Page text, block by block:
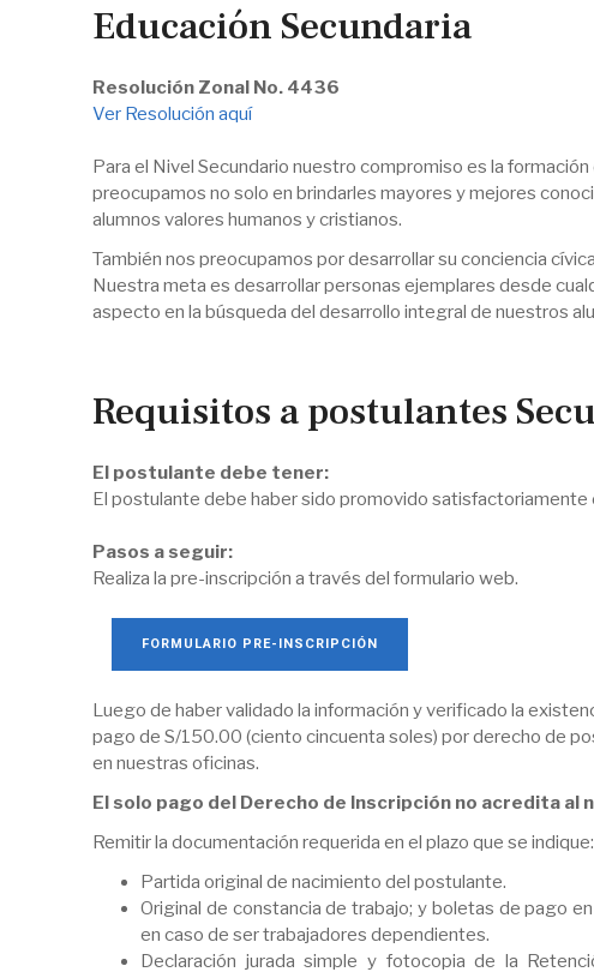
Educación Secundaria
Resolución Zonal No. 4436
Ver Resolución aquí
Para el Nivel Secundario nuestro compromiso es la
preocupamos no solo en brindarles mayores y mejores
alumnos valores humanos y cristianos.
También nos preocupamos por desarrollar su conciencia
Nuestra meta es desarrollar personas ejemplares desde
aspecto en la búsqueda del desarrollo integral de nuestros
Requisitos a postulantes
El postulante debe tener:
El postulante debe haber sido promovido satisfactoriamente
Pasos a seguir:
Realiza la pre-inscripción a través del formulario web.
FORMULARIO PRE-INSCRIPCIÓN
Luego de haber validado la información y verificado la
pago de S/150.00 (ciento cincuenta soles) por derecho de
en nuestras oficinas.
El solo pago del Derecho de Inscripción no acredita al
Remitir la documentación requerida en el plazo que se indique:
Partida original de nacimiento del postulante.
Original de constancia de trabajo; y boletas de pago
en caso de ser trabajadores dependientes.
Declaración jurada simple y fotocopia de la